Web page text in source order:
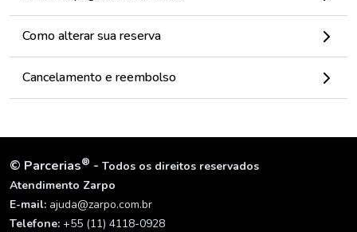
Como alterar sua reserva
Cancelamento e reembolso
© Parcerias® - Todos os direitos reservados
Atendimento Zarpo
E-mail: ajuda@zarpo.com.br
Telefone: +55 (11) 4118-0928